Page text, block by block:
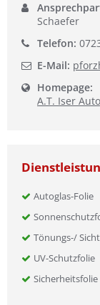
Schaefer
Telefon:
E-Mail:
Homepage:
A.T. Iser
Autoglas-Folie
Tönungs-/
UV-Schutzfolie
Sicherheitsfolie